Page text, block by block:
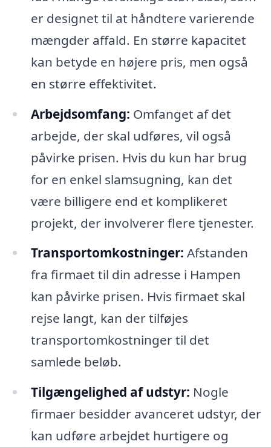
er designet til at håndtere varierende
mængder affald. En større kapacitet
kan betyde en højere pris, men også
en større effektivitet.
Arbejdsomfang: Omfanget af det
arbejde, der skal udføres, vil også
påvirke prisen. Hvis du kun har brug
for en enkel slamsugning, kan det
være billigere end et komplikeret
projekt, der involverer flere tjenester.
Transportomkostninger: Afstanden
fra firmaet til din adresse i Hampen
kan påvirke prisen. Hvis firmaet skal
rejse langt, kan der tilføjes
transportomkostninger til det
samlede beløb.
Tilgængelighed af udstyr: Nogle
firmaer besidder avanceret udstyr, der
kan udføre arbejdet hurtigere og